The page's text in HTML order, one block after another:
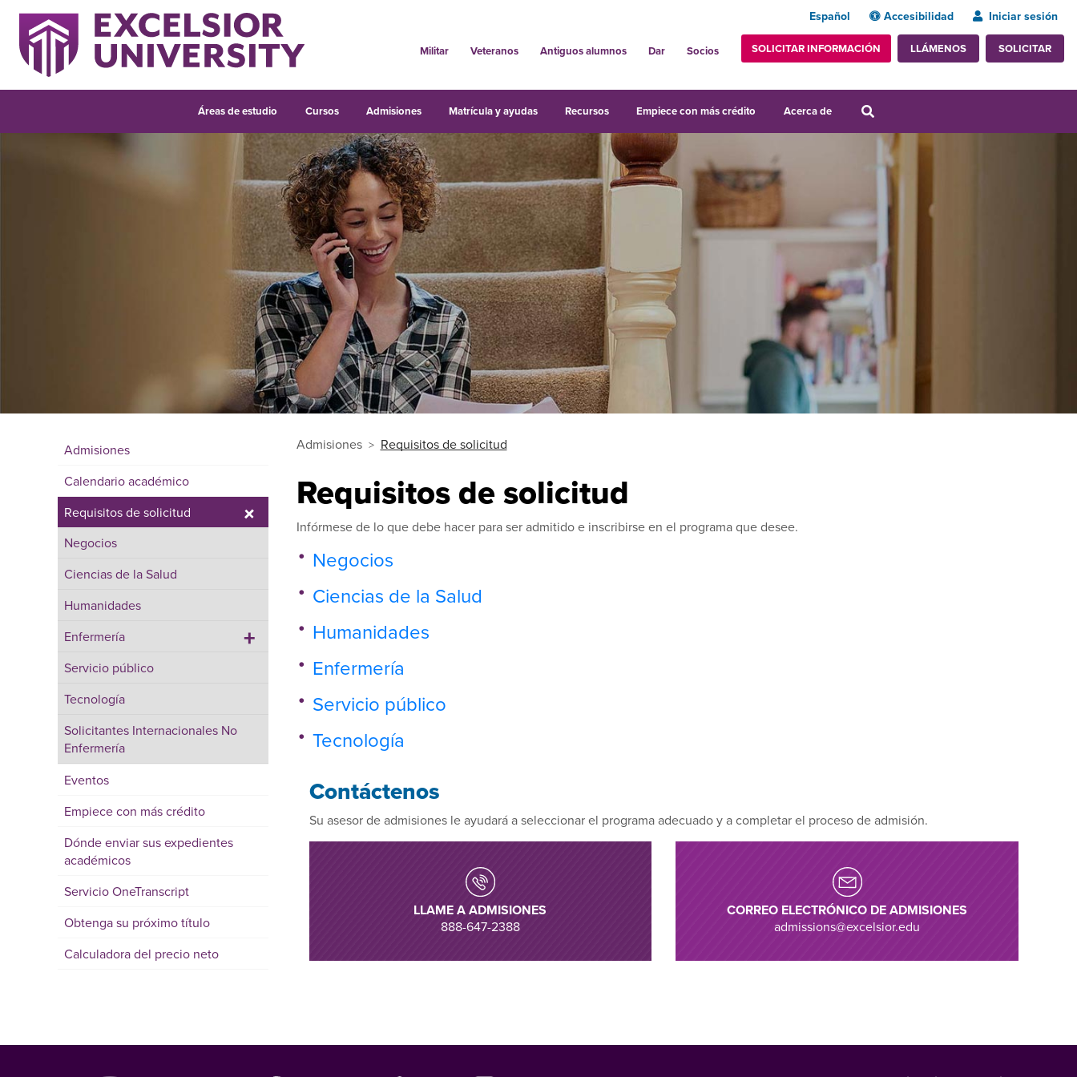
Español Accesibilidad Iniciar sesión
Militar Veteranos Antiguos alumnos Dar Socios SOLICITAR INFORMACIÓN LLÁMENOS SOLICITAR
Áreas de estudio Cursos Admisiones Matrícula y ayudas Recursos Empiece con más crédito Acerca de
Admisiones
Calendario académico
Requisitos de solicitud
+
Negocios
Ciencias de la Salud
Humanidades
Enfermería
+
Servicio público
Tecnología
Solicitantes Internacionales No
Enfermería
Eventos
Empiece con más crédito
Dónde enviar sus expedientes
académicos
Servicio OneTranscript
Obtenga su próximo título
Calculadora del precio neto
Admisiones Requisitos de solicitud
Requisitos de solicitud
Infórmese de lo que debe hacer para ser admitido e inscribirse en el programa que desee.
Negocios
Ciencias de la Salud
Humanidades
Enfermería
Servicio público
Tecnología
Contáctenos
Su asesor de admisiones le ayudará a seleccionar el programa adecuado y a completar el proceso de admisión.
LLAME A ADMISIONES
888-647-2388
CORREO ELECTRÓNICO DE ADMISIONES
admissions@excelsior.edu